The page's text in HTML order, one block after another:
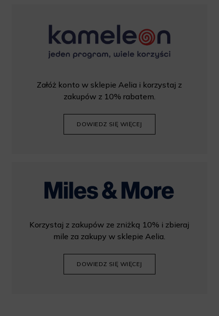
Załóż konto w sklepie Aelia i korzystaj z
zakupów z 10% rabatem.
DOWIEDZ SIĘ WIĘCEJ
Korzystaj z zakupów ze zniżką 10% i zbieraj
mile za zakupy w sklepie Aelia.
DOWIEDZ SIĘ WIĘCEJ